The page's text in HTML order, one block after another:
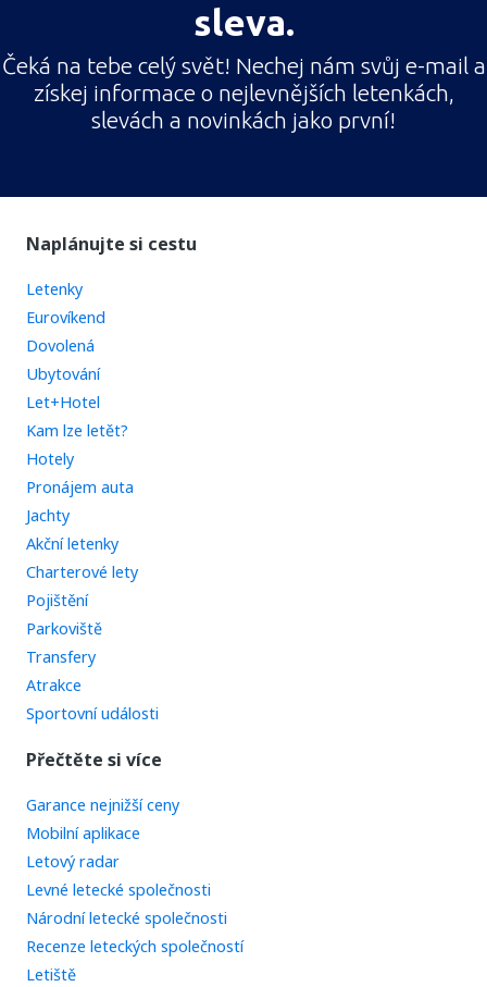
sleva.
Čeká na tebe celý svět! Nechej nám svůj e-mail a
získej informace o nejlevnějších letenkách,
slevách a novinkách jako první!
Naplánujte si cestu
Letenky
Eurovíkend
Dovolená
Ubytování
Let+Hotel
Kam lze letět?
Hotely
Pronájem auta
Jachty
Akční letenky
Charterové lety
Pojištění
Parkoviště
Transfery
Atrakce
Sportovní události
Přečtěte si více
Garance nejnižší ceny
Mobilní aplikace
Letový radar
Levné letecké společnosti
Národní letecké společnosti
Recenze leteckých společností
Letiště